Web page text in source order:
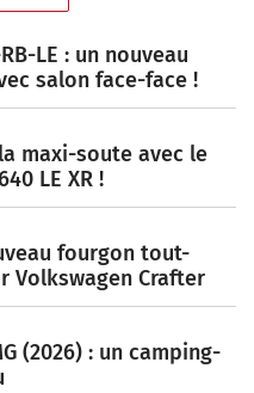
LE : un nouveau
salon face-face !
maxi-soute avec le
LE XR !
fourgon tout-
Volkswagen Crafter
(2026) : un camping-